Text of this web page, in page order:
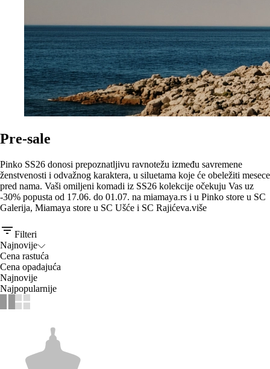
Pre-sale
Pinko SS26 donosi prepoznatljivu ravnotežu između savremene
ženstvenosti i odvažnog karaktera, u siluetama koje će obeležiti mesece
pred nama. Vaši omiljeni komadi iz SS26 kolekcije očekuju Vas uz
-30% popusta od 17.06. do 01.07. na miamaya.rs i u Pinko store u SC
Galerija, Miamaya store u SC Ušće i SC Rajićeva.više
Filteri
Najnovije
Cena rastuća
Cena opadajuća
Najnovije
Najpopularnije